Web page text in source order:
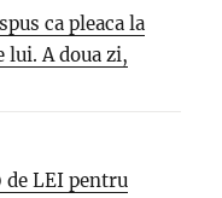
ca pleaca la
lui. A doua zi,
de LEI pentru